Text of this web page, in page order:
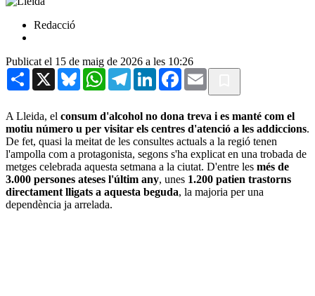
Redacció
Publicat el 15 de maig de 2026 a les 10:26
Share X BlueskyWhatsAppTelegramLinkedInFacebook
Email
A Lleida, el consum d'alcohol no dona treva i es manté com el
motiu número u per visitar els centres d'atenció a les addiccions.
De fet, quasi la meitat de les consultes actuals a la regió tenen
l'ampolla com a protagonista, segons s'ha explicat en una trobada de
metges celebrada aquesta setmana a la ciutat. D'entre les més de
3.000 persones ateses l'últim any, unes 1.200 patien trastorns
directament lligats a aquesta beguda, la majoria per una
dependència ja arrelada.